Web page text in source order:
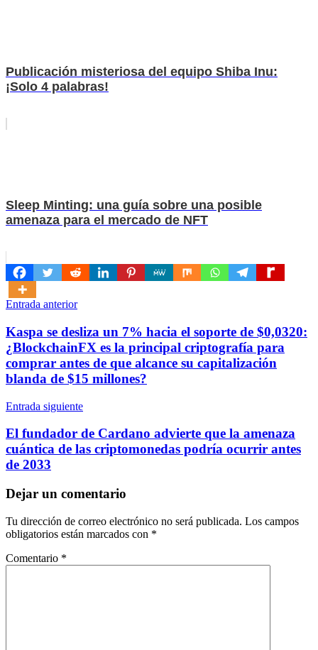
Publicación misteriosa del equipo Shiba Inu:
¡Solo 4 palabras!
Sleep Minting: una guía sobre una posible
amenaza para el mercado de NFT
Navegación
de
entradas
Entrada anterior
Kaspa se desliza un 7% hacia el soporte de $0,0320:
¿BlockchainFX es la principal criptografía para
comprar antes de que alcance su capitalización
blanda de $15 millones?
Entrada siguiente
El fundador de Cardano advierte que la amenaza
cuántica de las criptomonedas podría ocurrir antes
de 2033
Dejar un comentario
Tu dirección de correo electrónico no será publicada. Los campos
obligatorios están marcados con *
Comentario *